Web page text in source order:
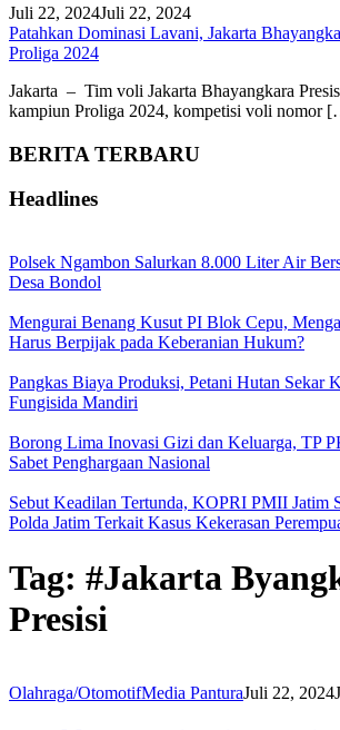
Juli 22, 2024Juli 22, 2024
Patahkan Dominasi Lavani, Jakarta
Proliga 2024
Jakarta – Tim voli Jakarta Bhayangkara
kampiun Proliga 2024, kompetisi voli nomor
BERITA TERBARU
Headlines
Polsek Ngambon Salurkan 8.000 Liter Air
Desa Bondol
Mengurai Benang Kusut PI Blok Cepu,
Harus Berpijak pada Keberanian Hukum?
Pangkas Biaya Produksi, Petani Hutan Sekar
Fungisida Mandiri
Borong Lima Inovasi Gizi dan Keluarga, TP
Sabet Penghargaan Nasional
Sebut Keadilan Tertunda, KOPRI PMII Jatim
Polda Jatim Terkait Kasus Kekerasan
Tag: #Jakarta
Presisi
Olahraga/OtomotifMedia PanturaJuli 22, 2024